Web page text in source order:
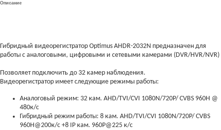
Описание
Гибридный видеорегистратор Optimus AHDR-2032N предназначен для
работы с аналоговыми, цифровыми и сетевыми камерами (DVR/HVR/NVR)
Позволяет подключить до 32 камер наблюдения.
Видеорегистратор имеет следующие режимы работы:
Аналоговый режим: 32 кам. AHD/TVI/CVI 1080N/720P/ CVBS 960H @
480к/с
Гибридный режим работы: 8 кам. AHD/TVI/CVI 1080N/720P/ CVBS
960H@200к/с +8 IP кам. 960P@225 к/с